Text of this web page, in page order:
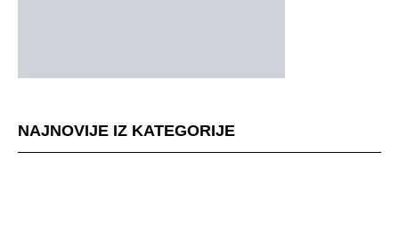
NAJNOVIJE IZ KATEGORIJE